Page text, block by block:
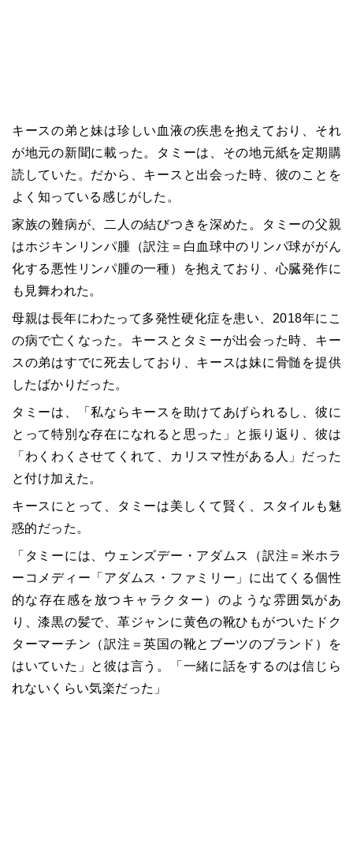
キースの弟と妹は珍しい血液の疾患を抱えており、それ
が地元の新聞に載った。タミーは、その地元紙を定期購
読していた。だから、キースと出会った時、彼のことを
よく知っている感じがした。
家族の難病が、二人の結びつきを深めた。タミーの父親
はホジキンリンパ腫（訳注＝白血球中のリンパ球ががん
化する悪性リンパ腫の一種）を抱えており、心臓発作に
も見舞われた。
母親は長年にわたって多発性硬化症を患い、2018年にこ
の病で亡くなった。キースとタミーが出会った時、キー
スの弟はすでに死去しており、キースは妹に骨髄を提供
したばかりだった。
タミーは、「私ならキースを助けてあげられるし、彼に
とって特別な存在になれると思った」と振り返り、彼は
「わくわくさせてくれて、カリスマ性がある人」だった
と付け加えた。
キースにとって、タミーは美しくて賢く、スタイルも魅
惑的だった。
「タミーには、ウェンズデー・アダムス（訳注＝米ホラ
ーコメディー「アダムス・ファミリー」に出てくる個性
的な存在感を放つキャラクター）のような雰囲気があ
り、漆黒の髪で、革ジャンに黄色の靴ひもがついたドク
ターマーチン（訳注＝英国の靴とブーツのブランド）を
はいていた」と彼は言う。「一緒に話をするのは信じら
れないくらい気楽だった」